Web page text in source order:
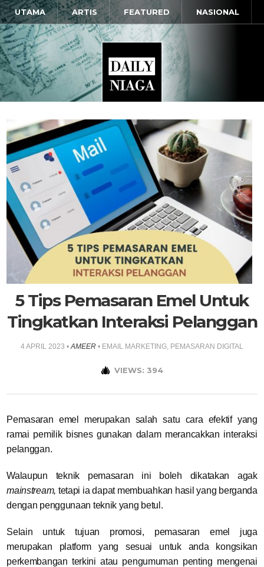
UTAMA ARTIS FEATURED NASIONAL
5 Tips Pemasaran Emel Untuk
Tingkatkan Interaksi Pelanggan
4 APRIL 2023 • AMEER • EMAIL MARKETING PEMASARAN DIGITAL
VIEWS: 394
Pemasaran emel merupakan salah satu cara efektif yang
ramai pemilik bisnes gunakan dalam merancakkan interaksi
pelanggan.
Walaupun teknik pemasaran ini boleh dikatakan agak
mainstream, tetapi ia dapat membuahkan hasil yang berganda
dengan penggunaan teknik yang betul.
Selain untuk tujuan promosi, pemasaran emel juga
merupakan platform yang sesuai untuk anda kongsikan
perkembangan terkini atau pengumuman penting mengenai